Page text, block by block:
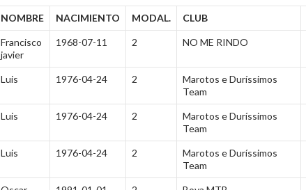
NOMBRE NACIMIENTO MODAL. CLUB
Francisco
javier
1968-07-11 2 NO ME RINDO
Luis 1976-04-24 2
Marotos e Duríssimos
Team
Luis 1976-04-24 2
Marotos e Duríssimos
Team
Luis 1976-04-24 2
Marotos e Duríssimos
Team